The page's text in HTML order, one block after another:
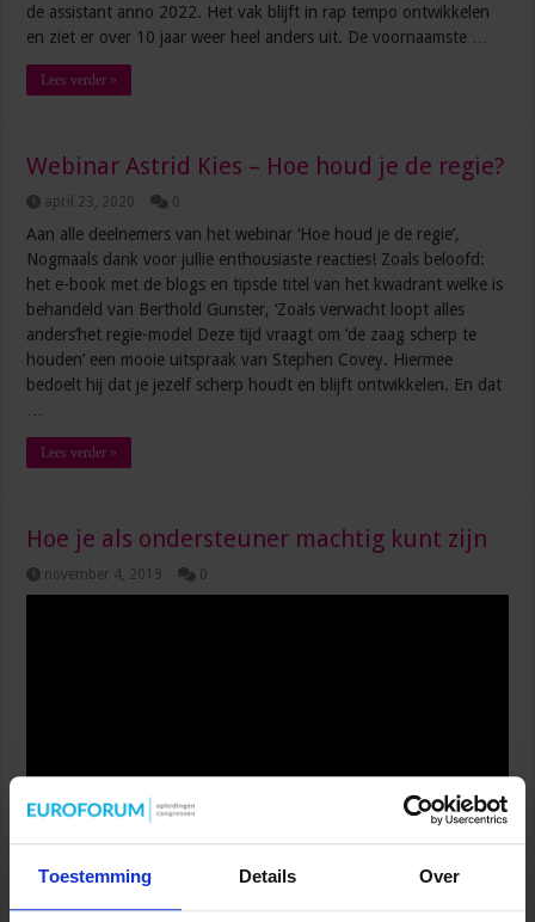
Toestemming Details Over
de assistant anno 2022. Het vak blijft in rap tempo ontwikkelen
en ziet er over 10 jaar weer heel anders uit. De voornaamste …
Lees verder »
Webinar Astrid Kies – Hoe houd je de regie?
april 23, 2020 0
Aan alle deelnemers van het webinar ‘Hoe houd je de regie’,
Nogmaals dank voor jullie enthousiaste reacties! Zoals beloofd:
het e-book met de blogs en tipsde titel van het kwadrant welke is
behandeld van Berthold Gunster, ‘Zoals verwacht loopt alles
anders’het regie-model Deze tijd vraagt om ‘de zaag scherp te
houden’ een mooie uitspraak van Stephen Covey. Hiermee
bedoelt hij dat je jezelf scherp houdt en blijft ontwikkelen. En dat
Lees verder »
Hoe je als ondersteuner machtig kunt zijn
november 4, 2019 0
Stel je voor: een teamleider die alles zelf beslist De teamleider is